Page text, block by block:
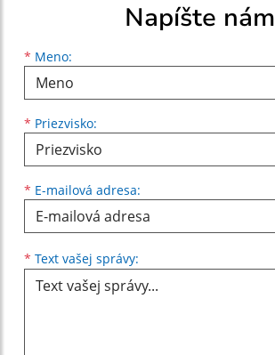
Napíšte nám
* Meno:
Meno
* Priezvisko:
Priezvisko
* E-mailová adresa:
E-mailová adresa
* Text vašej správy: